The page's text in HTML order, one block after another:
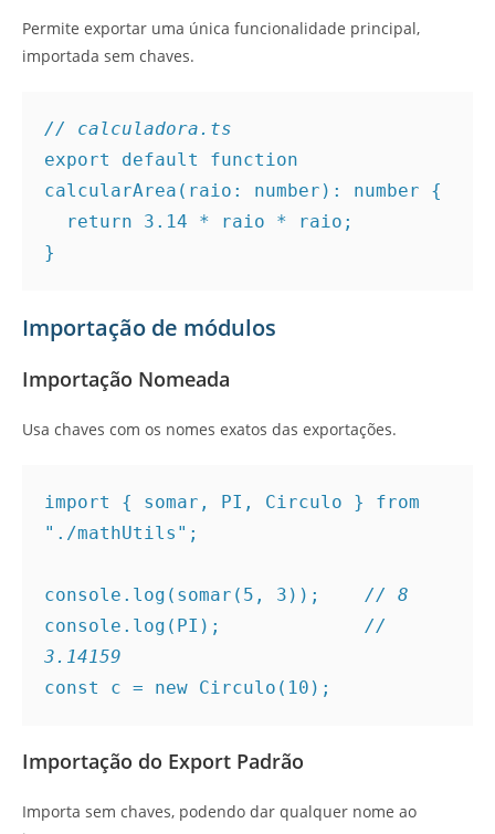
Permite exportar uma única funcionalidade principal,
importada sem chaves.
// calculadora.ts
export default function
calcularArea(raio: number): number {
  return 3.14 * raio * raio;
}
Importação de módulos
Importação Nomeada
Usa chaves com os nomes exatos das exportações.
import { somar, PI, Circulo } from
"./mathUtils";
console.log(somar(5, 3)); // 8
console.log(PI); //
3.14159
const c = new Circulo(10);
Importação do Export Padrão
Importa sem chaves, podendo dar qualquer nome ao